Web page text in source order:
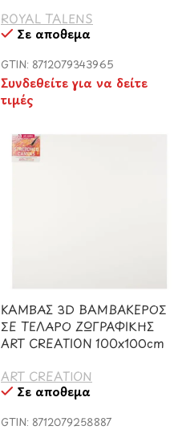
ROYAL TALENS
Σε απόθεμα
GTIN: 8712079343965
Συνδεθείτε για να δείτε
τιμές
ΚΑΜΒΑΣ 3D ΒΑΜΒΑΚΕΡΟΣ
ΣΕ ΤΕΛΑΡΟ ΖΩΓΡΑΦΙΚΗΣ
ART CREATION 100x100cm
ART CREATION
Σε απόθεμα
GTIN: 8712079258887